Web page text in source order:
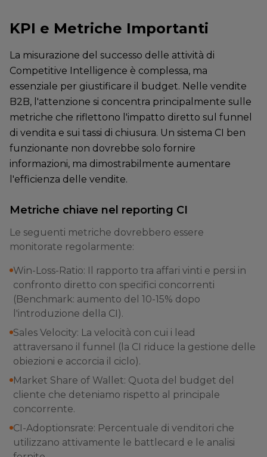
KPI e Metriche Importanti
La misurazione del successo delle attività di
Competitive Intelligence è complessa, ma
essenziale per giustificare il budget. Nelle vendite
B2B, l'attenzione si concentra principalmente sulle
metriche che riflettono l'impatto diretto sul funnel
di vendita e sui tassi di chiusura. Un sistema CI ben
funzionante non dovrebbe solo fornire
informazioni, ma dimostrabilmente aumentare
l'efficienza delle vendite.
Metriche chiave nel reporting CI
Le seguenti metriche dovrebbero essere
monitorate regolarmente:
Win-Loss-Ratio: Il rapporto tra affari vinti e persi in
confronto diretto con specifici concorrenti
(Benchmark: aumento del 10-15% dopo
l'introduzione della CI).
Sales Velocity: La velocità con cui i lead
attraversano il funnel (la CI riduce la gestione delle
obiezioni e accorcia il ciclo).
Market Share of Wallet: Quota del budget del
cliente che deteniamo rispetto al principale
concorrente.
CI-Adoptionsrate: Percentuale di venditori che
utilizzano attivamente le battlecard e le analisi